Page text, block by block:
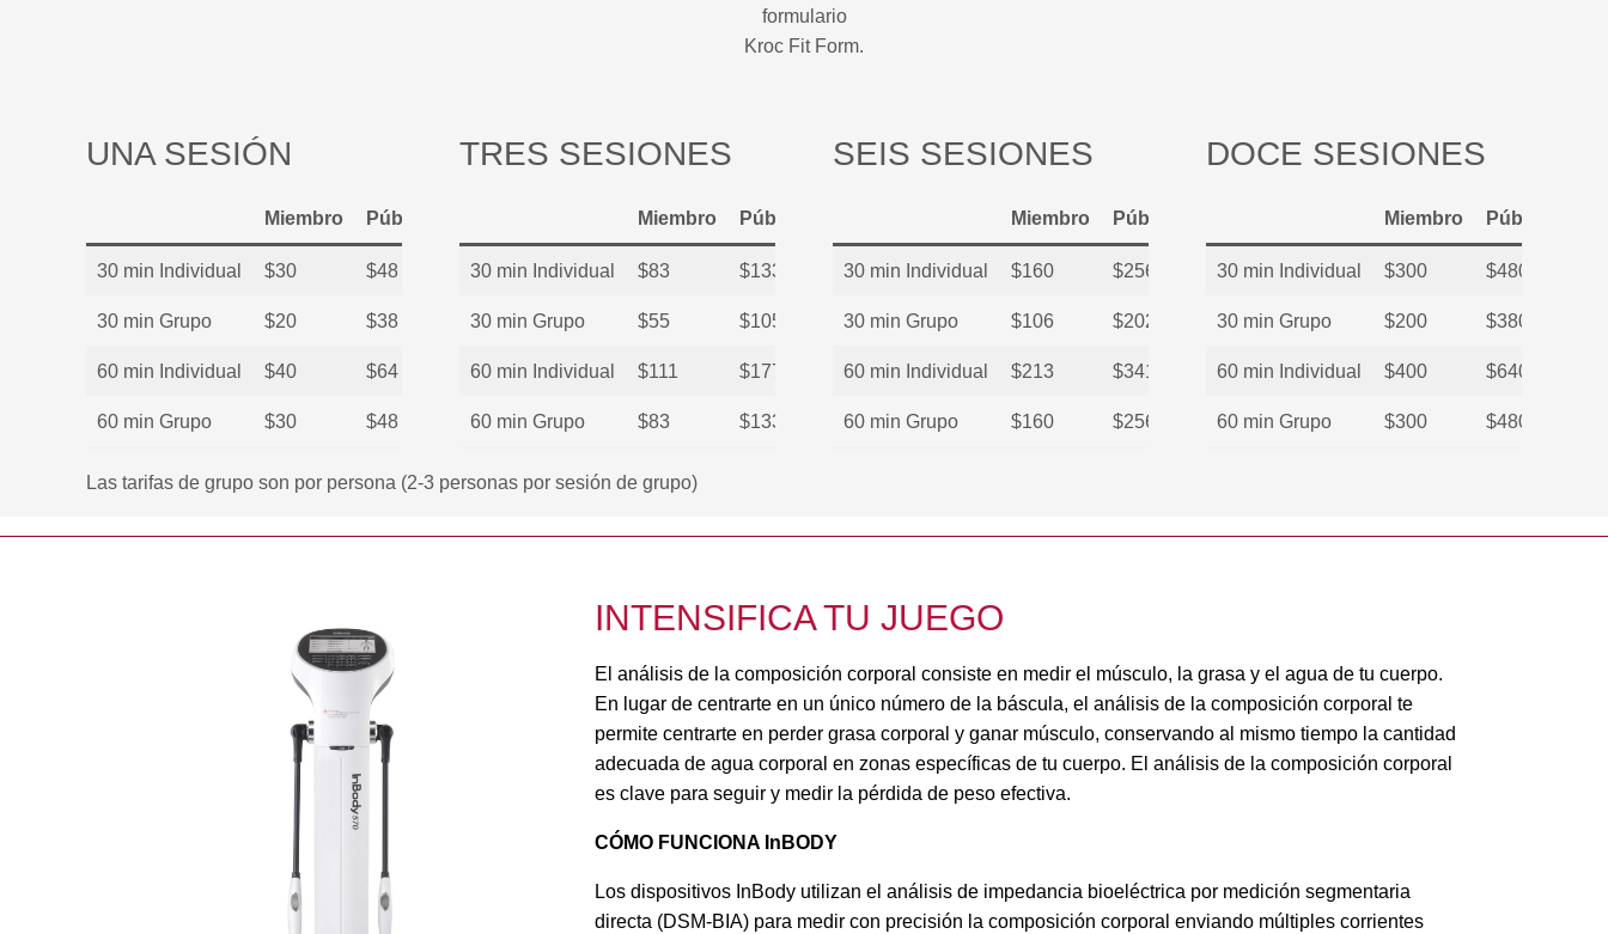
formulario
Kroc Fit Form.
UNA SESIÓN
Miembro Público
30 min Individual $30 $48
30 min Grupo $20 $38
60 min Individual $40 $64
60 min Grupo $30 $48
TRES SESIONES
Miembro Público
30 min Individual $83 $133
30 min Grupo $55 $105
60 min Individual $111 $177
60 min Grupo $83 $133
SEIS SESIONES
Miembro Público
30 min Individual $160 $256
30 min Grupo $106 $202
60 min Individual $213 $341
60 min Grupo $160 $256
DOCE SESIONES
Miembro Público
30 min Individual $300 $480
30 min Grupo $200 $380
60 min Individual $400 $640
60 min Grupo $300 $480
Las tarifas de grupo son por persona (2-3 personas por sesión de grupo)
INTENSIFICA TU JUEGO
El análisis de la composición corporal consiste en medir el músculo, la grasa y el agua de tu cuerpo.
En lugar de centrarte en un único número de la báscula, el análisis de la composición corporal te
permite centrarte en perder grasa corporal y ganar músculo, conservando al mismo tiempo la cantidad
adecuada de agua corporal en zonas específicas de tu cuerpo. El análisis de la composición corporal
es clave para seguir y medir la pérdida de peso efectiva.
CÓMO FUNCIONA InBODY
Los dispositivos InBody utilizan el análisis de impedancia bioeléctrica por medición segmentaria
directa (DSM-BIA) para medir con precisión la composición corporal enviando múltiples corrientes